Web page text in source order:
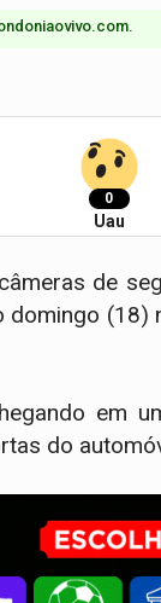
0
Uau
de
(18)
em
do